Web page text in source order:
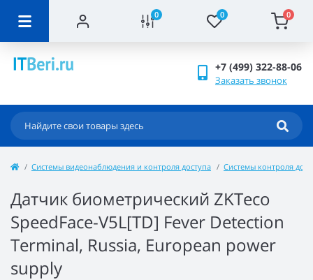
0 0 0
+7 (499) 322-88-06
Заказать звонок
Системы видеонаблюдения и контроля доступа Системы контроля
Датчик биометрический ZKTeco
SpeedFace-V5L[TD] Fever Detection
Terminal, Russia, European power
supply